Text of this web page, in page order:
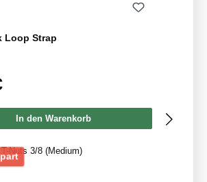
Loop Strap
In den Warenkorb
Rabatt